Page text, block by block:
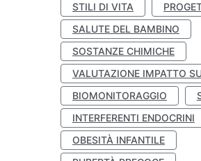
STILI DI VITA
SALUTE DEL BAMBINO
SOSTANZE CHIMICHE
VALUTAZIONE IMPATTO
BIOMONITORAGGIO
INTERFERENTI ENDOCRINI
OBESITÀ INFANTILE